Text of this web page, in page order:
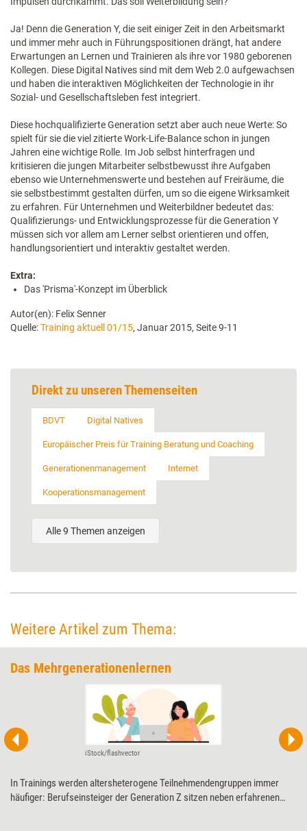
Ja! Denn die Generation Y, die seit einiger Zeit in den Arbeitsmarkt
und immer mehr auch in Führungspositionen drängt, hat andere
Erwartungen an Lernen und Trainieren als ihre vor 1980 geborenen
Kollegen. Diese Digital Natives sind mit dem Web 2.0 aufgewachsen
und haben die interaktiven Möglichkeiten der Technologie in ihr
Sozial- und Gesellschaftsleben fest integriert.
Diese hochqualifizierte Generation setzt aber auch neue Werte: So
spielt für sie die viel zitierte Work-Life-Balance schon in jungen
Jahren eine wichtige Rolle. Im Job selbst hinterfragen und
kritisieren die jungen Mitarbeiter selbstbewusst ihre Aufgaben
ebenso wie Unternehmenswerte und bestehen auf Freiräume, die
sie selbstbestimmt gestalten dürfen, um so die eigene Wirksamkeit
zu erfahren. Für Unternehmen und Weiterbildner bedeutet das:
Qualifizierungs- und Entwicklungsprozesse für die Generation Y
müssen sich vor allem am Lerner selbst orientieren und offen,
handlungsorientiert und interaktiv gestaltet werden.
Extra:
Das 'Prisma'-Konzept im Überblick
Autor(en): Felix Senner
Quelle:Training aktuell 01/15, Januar 2015, Seite 9-11
Direkt zu unseren Themenseiten
BDVT Digital Natives
Europäischer Preis für Training Beratung und Coaching
Generationenmanagement Internet
Kooperationsmanagement
Alle 9 Themen anzeigen
Weitere Artikel zum Thema:
Das Mehrgenerationenlernen
iStock/flashvector
In Trainings werden altersheterogene Teilnehmendengruppen immer
häufiger: Berufseinsteiger der Generation Z sitzen neben erfahrenen